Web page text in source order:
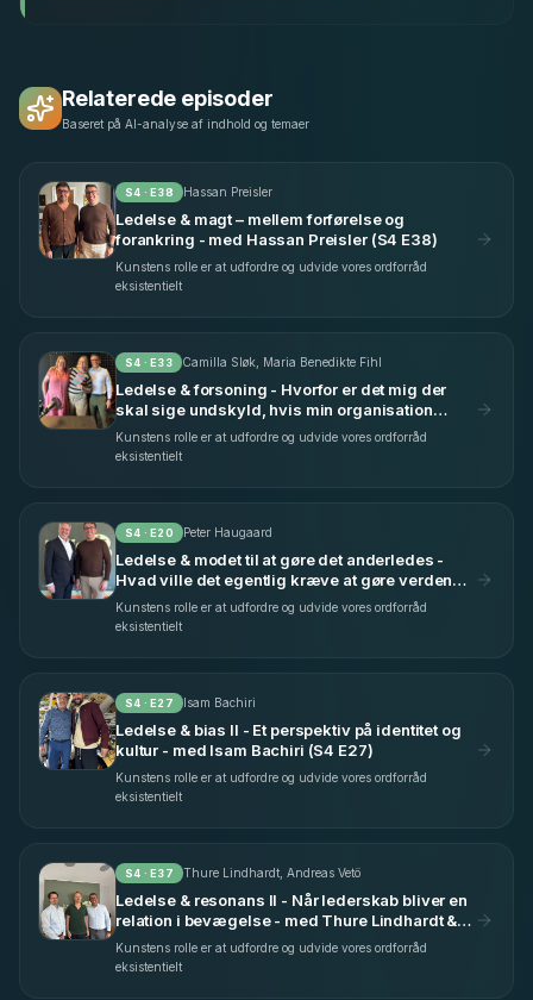
Relaterede episoder
Baseret på AI-analyse af indhold og temaer
S4 · E38 Hassan Preisler
Ledelse & magt – mellem forførelse og
forankring - med Hassan Preisler (S4 E38)
Kunstens rolle er at udfordre og udvide vores ordforråd
eksistentielt
S4 · E33 Camilla Sløk, Maria Benedikte Fihl
Ledelse & forsoning - Hvorfor er det mig der
skal sige undskyld, hvis min organisation
begår fejl? - med Camilla Sløk & Maria
Benedikte Fihl (S4 E33)
Kunstens rolle er at udfordre og udvide vores ordforråd
eksistentielt
S4 · E20 Peter Haugaard
Ledelse & modet til at gøre det anderledes -
Hvad ville det egentlig kræve at gøre verden
bare en lille smule bedre? - med Peter
Haugaard (S4 E20)
Kunstens rolle er at udfordre og udvide vores ordforråd
eksistentielt
S4 · E27 Isam Bachiri
Ledelse & bias II - Et perspektiv på identitet og
kultur - med Isam Bachiri (S4 E27)
Kunstens rolle er at udfordre og udvide vores ordforråd
eksistentielt
S4 · E37 Thure Lindhardt, Andreas Vetö
Ledelse & resonans II - Når lederskab bliver en
relation i bevægelse - med Thure Lindhardt &
Andreas Vetö (S4 E37)
Kunstens rolle er at udfordre og udvide vores ordforråd
eksistentielt